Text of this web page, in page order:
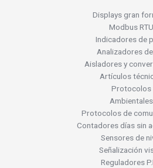
Displays gran
Modbus RTU
Indicadores de
Analizadores
Aisladores y
Artículos
Protocolos
Ambientales
Protocolos de
Contadores días sin
Sensores de
Señalización
Reguladores